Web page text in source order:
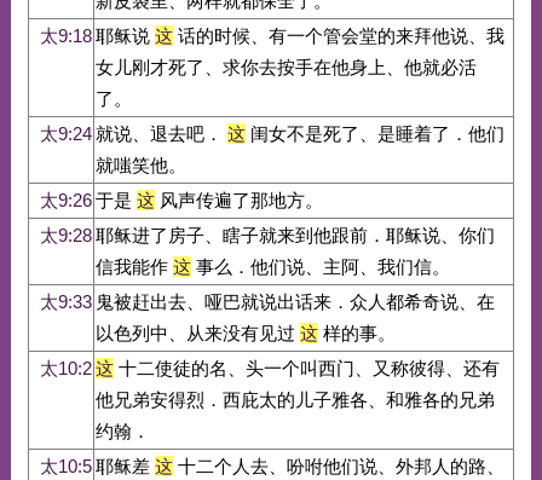
太9:18耶稣说 这话的时候、有一个管会堂的来拜他说、我
女儿刚才死了、求你去按手在他身上、他就必活
了。
太9:24就说、退去吧． 这闺女不是死了、是睡着了．他们
就嗤笑他。
太9:26于是 这风声传遍了那地方。
太9:28耶稣进了房子、瞎子就来到他跟前．耶稣说、你们
信我能作 这事么．他们说、主阿、我们信。
太9:33 鬼被赶出去、哑巴就说出话来．众人都希奇说、在
以色列中、从来没有见过 这样的事。
太10:2这十二使徒的名、头一个叫西门、又称彼得、还有
他兄弟安得烈．西庇太的儿子雅各、和雅各的兄弟
约翰．
太10:5耶稣差 这十二个人去、吩咐他们说、外邦人的路、